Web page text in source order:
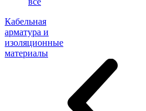
Кабельная
арматура и
изоляционные
материалы